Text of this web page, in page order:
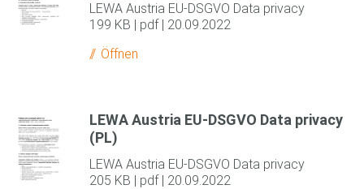
LEWA Austria EU-DSGVO Data privacy
199 KB | pdf | 20.09.2022
Öffnen
LEWA Austria EU-DSGVO Data privacy
(PL)
LEWA Austria EU-DSGVO Data privacy
205 KB | pdf | 20.09.2022